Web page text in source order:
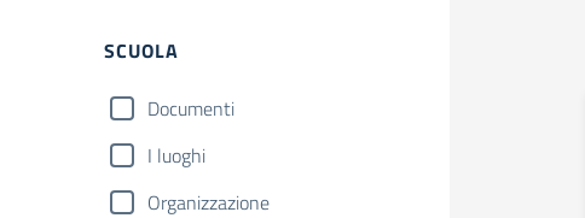
Filtri
SCUOLA
Documenti
I luoghi
Organizzazione